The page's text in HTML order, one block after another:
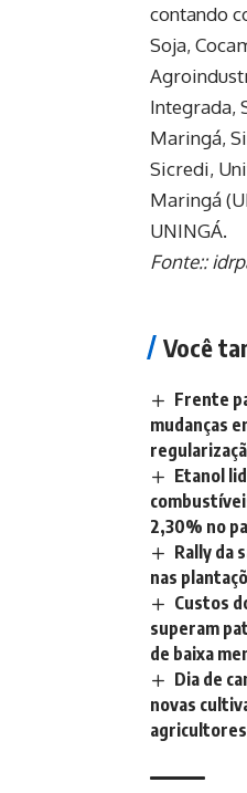
contando
Soja,
Integrada,
Maringá,
Sicredi,
Maringá
UNINGÁ.
Fonte::
Você
Frente
mudanças
Etanol
2,30% no
Rally da
nas
Custos
superam
de baixa
Dia de
novas
agricultores